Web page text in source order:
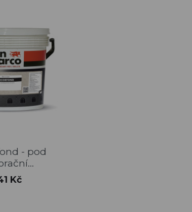
náhled- pod
Kč